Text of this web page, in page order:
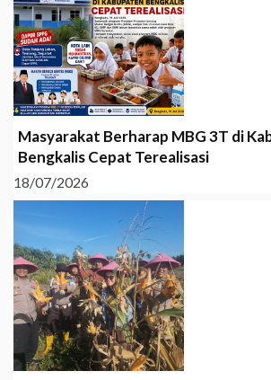
Masyarakat Berharap MBG 3T di
Bengkalis Cepat Terealisasi
18/07/2026